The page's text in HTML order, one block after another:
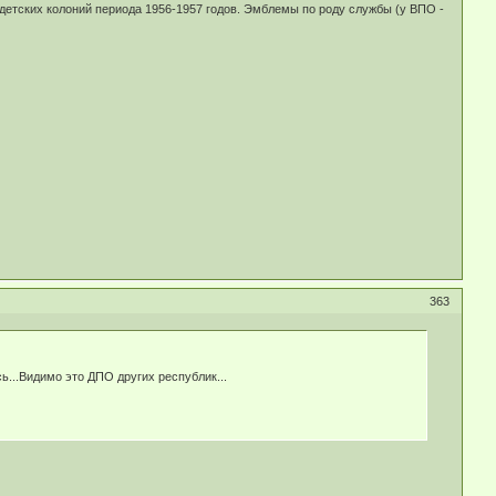
колоний периода 1956-1957 годов. Эмблемы по роду службы (у ВПО -
363
это ДПО других республик...